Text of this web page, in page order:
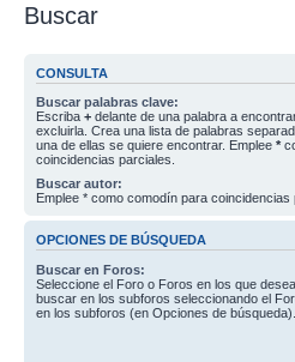
Buscar
CONSULTA
Buscar palabras clave:
Escriba + delante de una palabra a
excluirla. Crea una lista de palabras
una de ellas se quiere encontrar. Emplee *
coincidencias parciales.
Buscar autor:
Emplee * como comodín para coincidencias
OPCIONES DE BÚSQUEDA
Buscar en Foros:
Seleccione el Foro o Foros en los que
buscar en los subforos seleccionando el
en los subforos (en Opciones de búsqueda).